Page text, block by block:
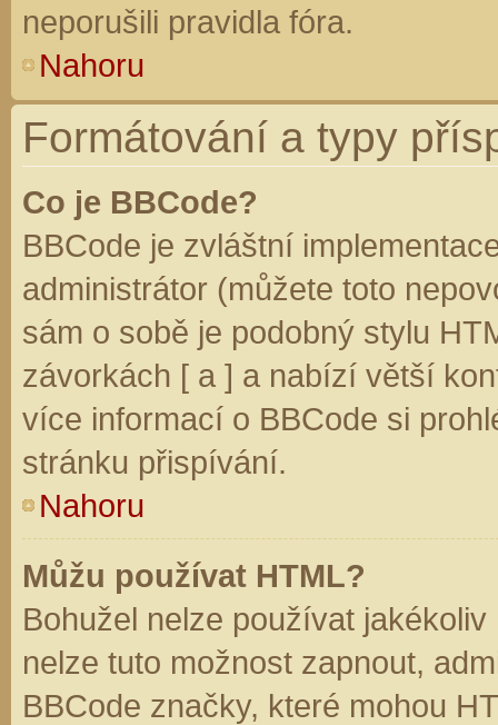
neporušili pravidla fóra.
Nahoru
Formátování a typy
Co je BBCode?
BBCode je zvláštní
administrátor (můžete toto
sám o sobě je podobný stylu
závorkách [ a ] a nabízí větší
více informací o BBCode si
stránku přispívání.
Nahoru
Můžu používat HTML?
Bohužel nelze používat
nelze tuto možnost zapnout,
BBCode značky, které mohou